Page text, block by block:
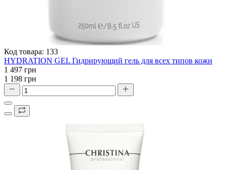
Код товара: 133
HYDRATION GEL Гидрирующий гель для всех типов кожи
1 497 грн
1 198 грн